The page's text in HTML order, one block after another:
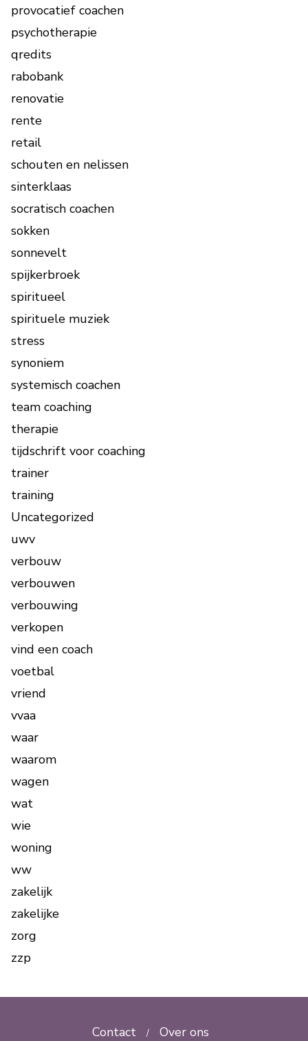
provocatief coachen
psychotherapie
qredits
rabobank
renovatie
rente
retail
schouten en nelissen
sinterklaas
socratisch coachen
sokken
sonnevelt
spijkerbroek
spiritueel
spirituele muziek
stress
synoniem
systemisch coachen
team coaching
therapie
tijdschrift voor coaching
trainer
training
Uncategorized
uwv
verbouw
verbouwen
verbouwing
verkopen
vind een coach
voetbal
vriend
vvaa
waar
waarom
wagen
wat
wie
woning
ww
zakelijk
zakelijke
zorg
zzp
Contact Over ons